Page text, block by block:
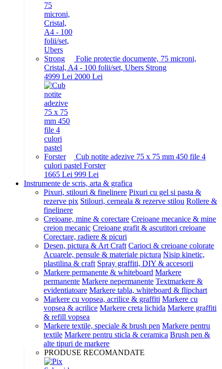
Folie protectie documente, 75 microni,
Cristal, A4 - 100 folii/set, Ubers Strong
4999 Lei 2000 Lei
Cub notite adezive 75 x 75 mm 450 file 4
culori pastel Forster
1665 Lei 999 Lei
Instrumente de scris, arta & grafica
Pixuri, stilouri & finelinere Pixuri cu gel si pasta &
rezerve pix Stilouri, cerneala & rezerve stilou Rollere &
finelinere
Creioane, mine & corectare Creioane mecanice & mine
creion mecanic Creioane grafit & ascutitori creioane
Corectare, radiere & picuri
Desen, pictura & Art Craft Carioci & creioane colorate
Acuarele, pensule & materiale pictura Nisip kinetic,
plastilina & craft Spray graffiti, DIY & accesorii
Markere permanente & whiteboard Markere
permanente Markere nepermanente Textmarkere &
evidentiatoare Markere tabla, whiteboard & flipchart
Markere cu vopsea, acrilice & graffiti Markere cu
vopsea & acrilice Markere creta lichida Markere graffiti
& refill vopsea
Markere textile, speciale & brush pen Markere pentru
textile Markere pentru sticla & ceramica Brush pen &
alte tipuri de markere
PRODUSE RECOMANDATE